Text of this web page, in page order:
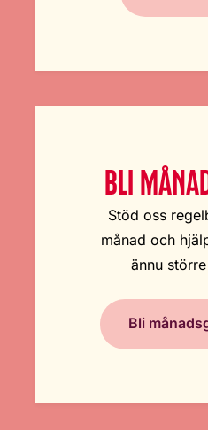
BLI
Stöd oss
månad och
ännu
Bli